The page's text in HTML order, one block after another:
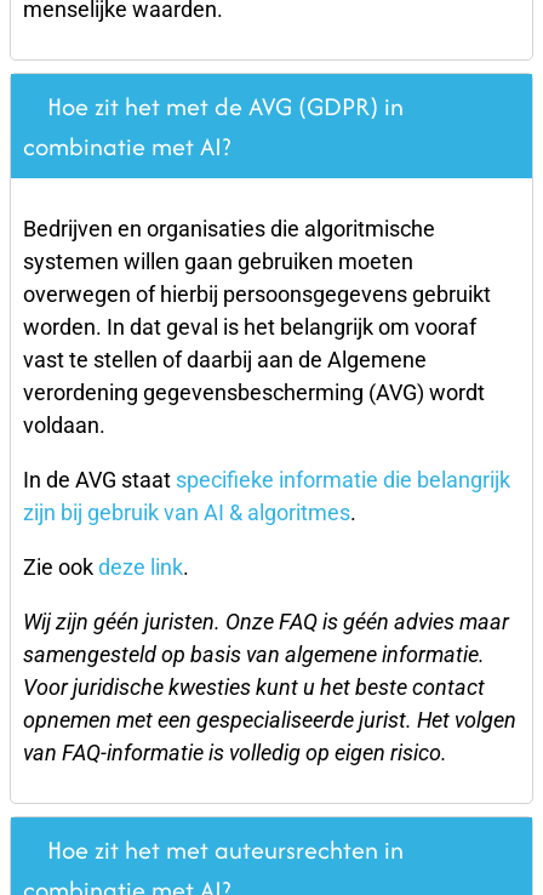
menselijke waarden.
Hoe zit het met de AVG (GDPR) in
combinatie met AI?
Bedrijven en organisaties die algoritmische
systemen willen gaan gebruiken moeten
overwegen of hierbij persoonsgegevens gebruikt
worden. In dat geval is het belangrijk om vooraf
vast te stellen of daarbij aan de Algemene
verordening gegevensbescherming (AVG) wordt
voldaan.
In de AVG staat specifieke informatie die belangrijk
zijn bij gebruik van AI & algoritmes.
Zie ookdeze link.
Wij zijn géén juristen. Onze FAQ is géén advies maar
samengesteld op basis van algemene informatie.
Voor juridische kwesties kunt u het beste contact
opnemen met een gespecialiseerde jurist. Het volgen
van FAQ-informatie is volledig op eigen risico.
Hoe zit het met auteursrechten in